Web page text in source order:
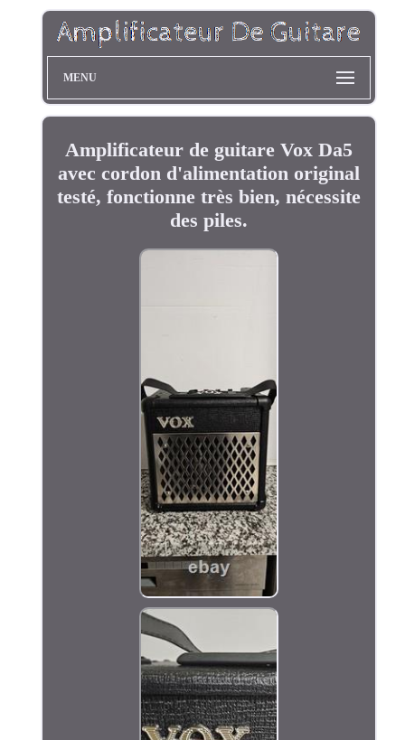
MENU
Amplificateur de guitare Vox Da5
avec cordon d'alimentation original
testé, fonctionne très bien, nécessite
des piles.